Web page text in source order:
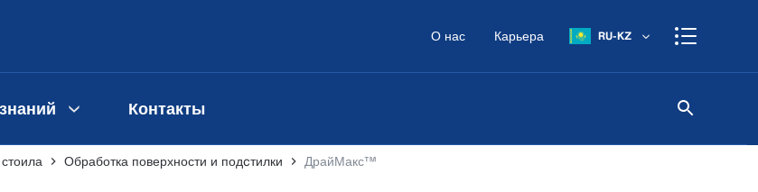
О нас Карьера RU-KZ
Контакты
Обработка поверхности и подcтилки ДрайМакс™